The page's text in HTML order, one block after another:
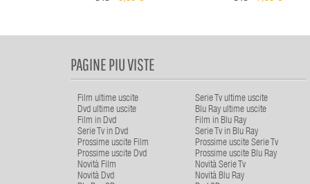
PAGINE PIU VISTE
Film ultime uscite
Serie Tv ultime uscite
Dvd ultime uscite
Blu Ray ultime uscite
Film in Dvd
Film in Blu Ray
Serie Tv in Dvd
Serie Tv in Blu Ray
Prossime uscite Film
Prossime uscite Serie Tv
Prossime uscite Dvd
Prossime uscite Blu Ray
Novità Film
Novità Serie Tv
Novità Dvd
Novità Blu Ray